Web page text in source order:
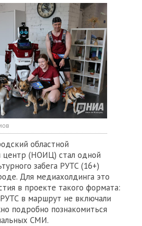
областной
центр (НОИЦ) стал одной
забега РУТС (16+)
Для медиахолдинга это
в проекте такого формата:
в маршрут не включали
подробно познакомиться
СМИ.